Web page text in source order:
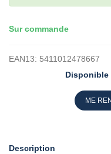
Sur commande
EAN13: 5411012478667
Disponible
ME
Description